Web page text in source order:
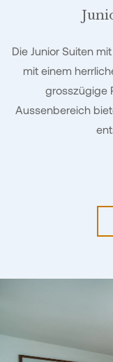
Die Junior Suiten
mit einem
grosszügige
Aussenbereich